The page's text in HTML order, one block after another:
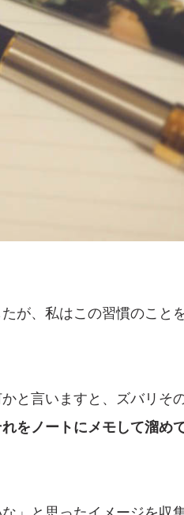
が、私はこの習慣のこと
と言いますと、ズバリその
をノートにメモして溜め